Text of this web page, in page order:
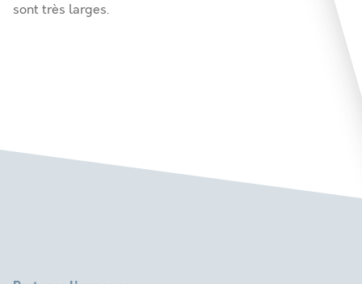
sont très larges.